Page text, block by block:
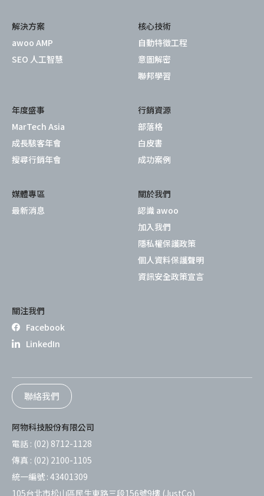
解決方案
awoo AMP
SEO 人工智慧
核心技術
自動特徵工程
意圖解密
聯邦學習
年度盛事
MarTech Asia
成長駭客年會
搜尋行銷年會
行銷資源
部落格
白皮書
成功案例
媒體專區
最新消息
關於我們
認識 awoo
加入我們
隱私權保護政策
個人資料保護聲明
資訊安全政策宣言
關注我們
Facebook
LinkedIn
聯絡我們
阿物科技股份有限公司
電話 : (02) 8712-1128
傳真 : (02) 2100-1105
統一編號 : 43401309
105台北市松山區民生東路三段156號9樓 (JustCo)